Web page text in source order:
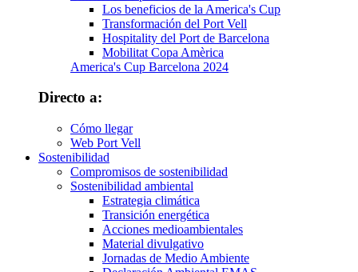
Los beneficios de la America's Cup
Transformación del Port Vell
Hospitality del Port de Barcelona
Mobilitat Copa Amèrica
America's Cup Barcelona 2024
Directo a:
Cómo llegar
Web Port Vell
Sostenibilidad
Compromisos de sostenibilidad
Sostenibilidad ambiental
Estrategia climática
Transición energética
Acciones medioambientales
Material divulgativo
Jornadas de Medio Ambiente